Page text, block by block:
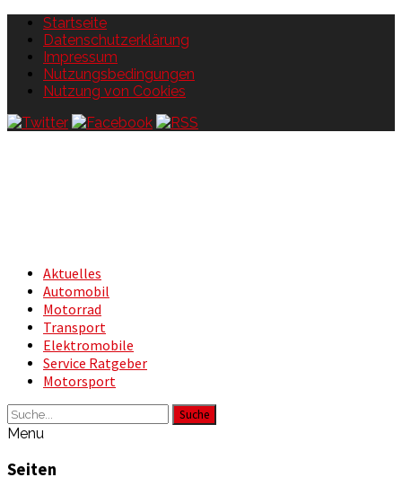
Startseite
Datenschutzerklärung
Impressum
Nutzungsbedingungen
Nutzung von Cookies
Aktuelles
Automobil
Motorrad
Transport
Elektromobile
Service Ratgeber
Motorsport
Suche
Menu
Seiten